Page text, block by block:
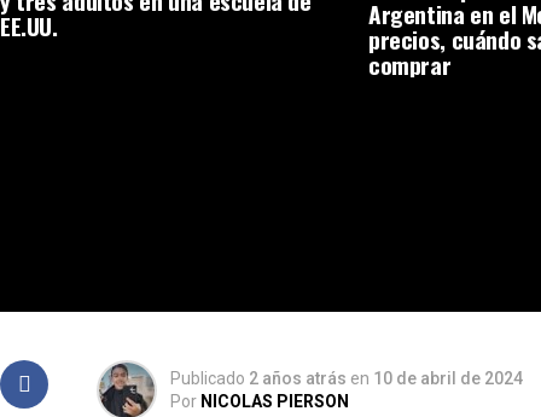
EE.UU. Argentina en el
precios, cuándo
comprar
Publicado 2 años atrás en 10 de abril de 2024
Por NICOLAS PIERSON